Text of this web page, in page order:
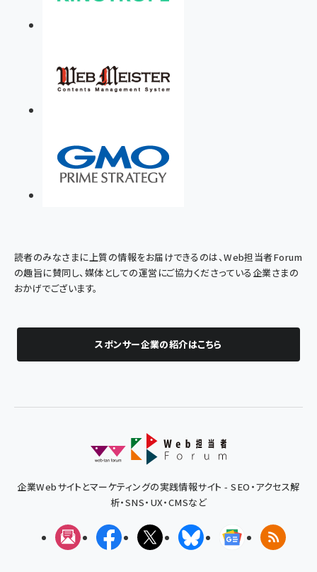
読者のみなさまに上質の情報をお届けできるのは、Web担当者Forum
の趣旨に賛同し、媒体としての運営にご協力くださっている企業さまの
おかげでございます。
スポンサー企業の紹介はこちら
企業Webサイトとマーケティングの実践情報サイト - SEO・アクセス解
析・SNS・UX・CMSなど
メルマガFacebookX(エックス)BlueskyGoogleニュ
RSS